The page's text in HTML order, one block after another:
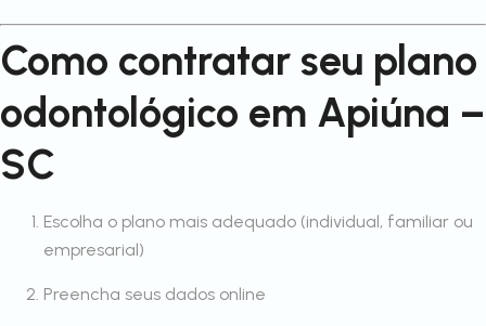
Como contratar seu plano
odontológico em Apiúna –
SC
Escolha o plano mais adequado (individual, familiar ou
empresarial)
Preencha seus dados online